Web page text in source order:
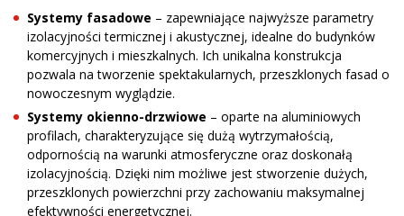
Systemy fasadowe – zapewniające najwyższe parametry
izolacyjności termicznej i akustycznej, idealne do budynków
komercyjnych i mieszkalnych. Ich unikalna konstrukcja
pozwala na tworzenie spektakularnych, przeszklonych fasad o
nowoczesnym wyglądzie.
Systemy okienno-drzwiowe – oparte na aluminiowych
profilach, charakteryzujące się dużą wytrzymałością,
odpornością na warunki atmosferyczne oraz doskonałą
izolacyjnością. Dzięki nim możliwe jest stworzenie dużych,
przeszklonych powierzchni przy zachowaniu maksymalnej
efektywności energetycznej.